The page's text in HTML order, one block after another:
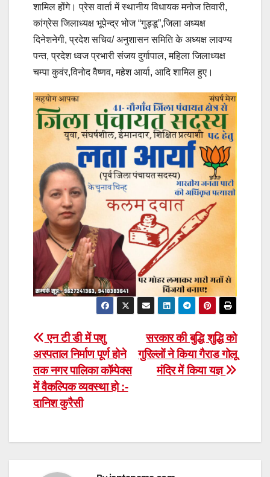
शामिल होंगे। प्रेस वार्ता में स्थानीय विधायक मनोज तिवारी,
कांग्रेस जिलाध्यक्ष भूपेन्द्र भोज “गुड्डू”,जिला अध्यक्ष
दिनेशनेगी, प्रदेश सचिव/ अनुशासन समिति के अध्यक्ष लावण्य
पन्त, प्रदेश ध्वज प्रभारी संजय दुर्गापाल, महिला जिलाध्यक्ष
चम्पा कुवंर,विनोद वैष्णव, महेश आर्या, आदि शामिल हुए।
Post
navigation
सरकार की बुद्धि शुद्धि को
गुरिल्लों ने किया गैराड गोलू
मंदिर में किया यज्ञ
एन टी डी में पशु
अस्पताल निर्माण पूर्ण होने
तक नगर पालिका कॉम्पेक्स
में वैकल्पिक व्यवस्था हो :-
दानिश कुरैसी